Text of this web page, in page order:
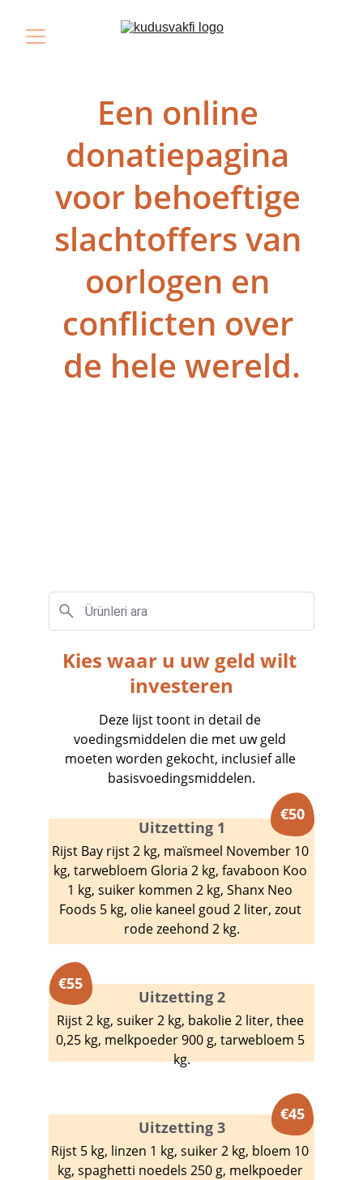
Een online
donatiepagina
voor behoeftige
slachtoffers van
oorlogen en
conflicten over
de hele wereld.
Kies waar u uw geld wilt
investeren
Uitzetting 1
Rijst Bay rijst 2 kg, maïsmeel November 10
kg, tarwebloem Gloria 2 kg, favaboon Koo
1 kg, suiker kommen 2 kg, Shanx Neo
Foods 5 kg, olie kaneel goud 2 liter, zout
rode zeehond 2 kg.
€50
Deze lijst toont in detail de
voedingsmiddelen die met uw geld
moeten worden gekocht, inclusief alle
basisvoedingsmiddelen.
Uitzetting 2
Rijst 2 kg, suiker 2 kg, bakolie 2 liter, thee
0,25 kg, melkpoeder 900 g, tarwebloem 5
kg.
€55
Uitzetting 3
Rijst 5 kg, linzen 1 kg, suiker 2 kg, bloem 10
kg, spaghetti noedels 250 g, melkpoeder
€45